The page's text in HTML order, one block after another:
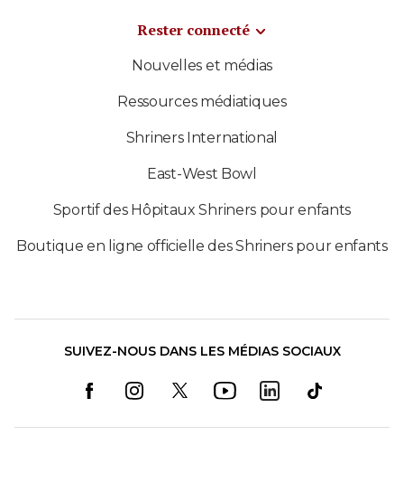
Rester connecté
Nouvelles et médias
Ressources médiatiques
Shriners International
East-West Bowl
Sportif des Hôpitaux Shriners pour enfants
Boutique en ligne officielle des Shriners pour enfants
SUIVEZ-NOUS DANS LES MÉDIAS SOCIAUX